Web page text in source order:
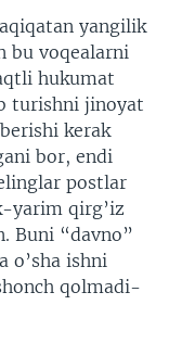
yangilik
bu voqealarni
hukumat
turishni jinoyat
kerak
bor, endi
postlar
yarim qirg’iz
Buni “davno”
o’sha ishni
qolmadi-